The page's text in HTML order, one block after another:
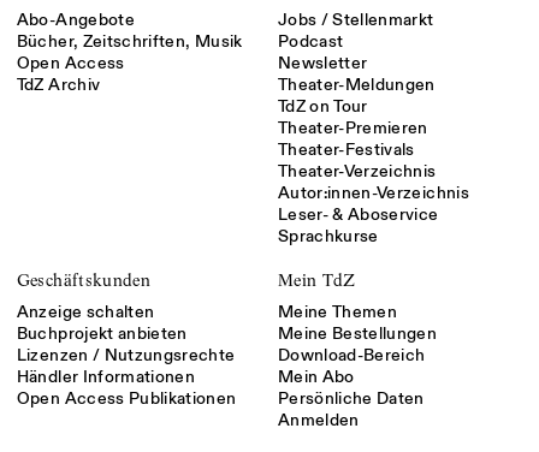
Abo-Angebote
Bücher, Zeitschriften, Musik
Open Access
TdZ Archiv
Jobs / Stellenmarkt
Podcast
Newsletter
Theater-Meldungen
TdZ on Tour
Theater-Premieren
Theater-Festivals
Theater-Verzeichnis
Autor:innen-Verzeichnis
Leser- & Aboservice
Sprachkurse
Geschäftskunden
Anzeige schalten
Buchprojekt anbieten
Lizenzen / Nutzungsrechte
Händler Informationen
Open Access Publikationen
Mein TdZ
Meine Themen
Meine Bestellungen
Download-Bereich
Mein Abo
Persönliche Daten
Anmelden